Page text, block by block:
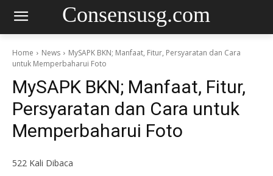
Consensusg.com
Home News
MySAPK BKN; Manfaat, Fitur, Persyaratan dan Cara
untuk Memperbaharui Foto
MySAPK BKN; Manfaat, Fitur,
Persyaratan dan Cara untuk
Memperbaharui Foto
522 Kali Dibaca